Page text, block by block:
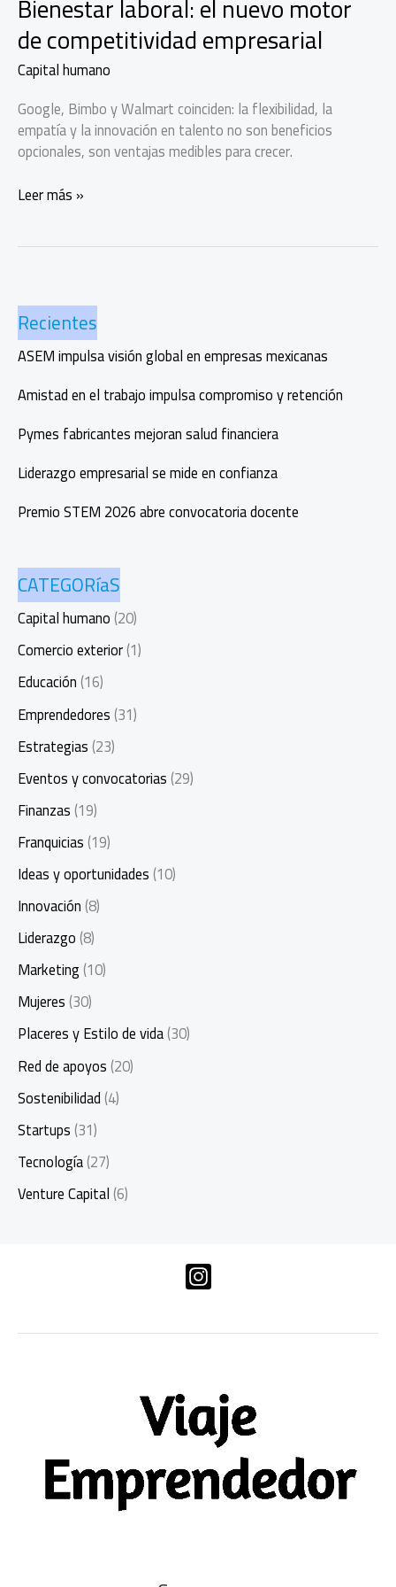
de competitividad empresarial
Capital humano
Google, Bimbo y Walmart coinciden: la flexibilidad, la
empatía y la innovación en talento no son beneficios
opcionales, son ventajas medibles para crecer.
Bienestar
de
competitividad
empresarial
Leer más »
Recientes
ASEM impulsa visión global en empresas mexicanas
Amistad en el trabajo impulsa compromiso y retención
Pymes fabricantes mejoran salud financiera
Liderazgo empresarial se mide en confianza
Premio STEM 2026 abre convocatoria docente
CATEGORíaS
Capital humano(20)
Comercio exterior(1)
Educación(16)
Emprendedores(31)
Estrategias(23)
Eventos y convocatorias(29)
Finanzas(19)
Franquicias(19)
Ideas y oportunidades(10)
Innovación(8)
Liderazgo(8)
Marketing(10)
Mujeres(30)
Placeres y Estilo de vida(30)
Red de apoyos(20)
Sostenibilidad(4)
Startups(31)
Tecnología(27)
Venture Capital(6)